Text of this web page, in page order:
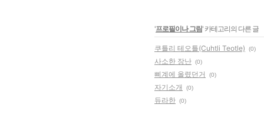
'프로필이나 그림' 카테고리의 다른 글
쿠틀리 테오틀(Cuhtli Teotle) (0)
사소한 장난 (0)
삐계에 올렸던거 (0)
자기소개 (0)
듀라한 (0)